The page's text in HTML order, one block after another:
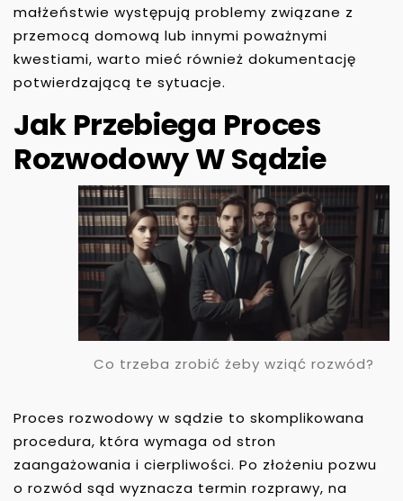
małżeństwie występują problemy związane z
przemocą domową lub innymi poważnymi
kwestiami, warto mieć również dokumentację
potwierdzającą te sytuacje.
Jak Przebiega Proces
Rozwodowy W Sądzie
Co trzeba zrobić żeby wziąć rozwód?
Proces rozwodowy w sądzie to skomplikowana
procedura, która wymaga od stron
zaangażowania i cierpliwości. Po złożeniu pozwu
o rozwód sąd wyznacza termin rozprawy, na